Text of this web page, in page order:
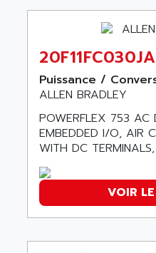
PYRAMID
ADMIRAL
S3C
4900
MV1000
650 SERIE
ALPHA SVM
FRENIC
PUSH BUTTON
VT170
MENTOR II
ALPHA VUOTO
ALPHA WIRE
ALPHAGEAR
ALPHEE
ALPINE
ALPS
ALPSITEC
ALRITMA M
ALRO
ALSTEF
Puissance /
ALLEN BRADLEY
POWERFLEX 753 AC
EMBEDDED I/O, AIR
WITH DC
VOIR